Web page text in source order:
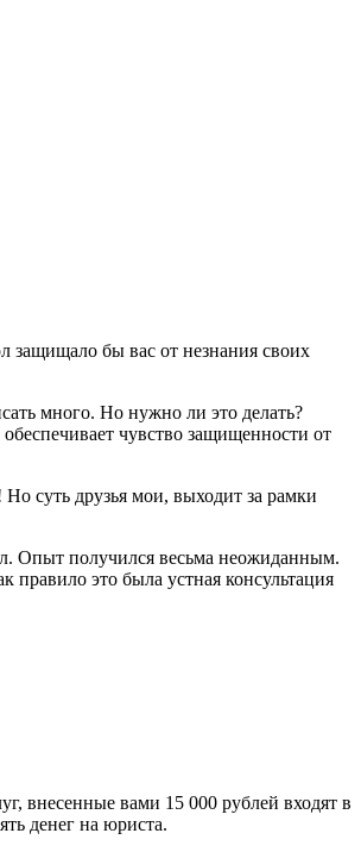
защищало бы вас от незнания своих
много. Но нужно ли это делать?
чувство защищенности от
суть друзья мои, выходит за рамки
Опыт получился весьма неожиданным.
это была устная консультация
внесенные вами 15 000 рублей входят в
денег на юриста.